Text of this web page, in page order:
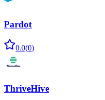
Pardot
0.0(0)
ThriveHive